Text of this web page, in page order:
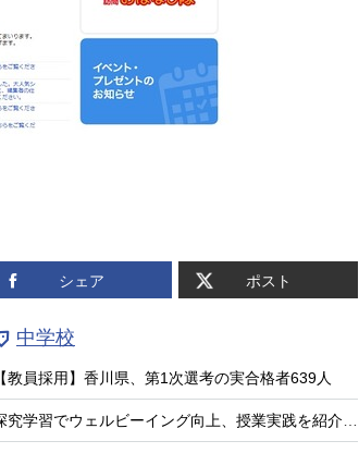
シェア ポスト
中学校
【教員採用】香川県、第1次選考の実合格者639人
探究学習でウェルビーイング向上、授業実践を紹介する中高教員向けセミナー8/26